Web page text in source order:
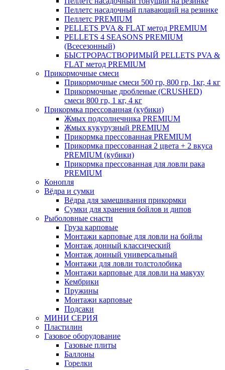
Пеллетс насадочный плавающий на резинке
Пеллетс PREMIUM
PELLETS PVA & FLAT метод PREMIUM
PELLETS 4 SEASONS PREMIUM
(Всесезонный)
БЫСТРОРАСТВОРИМЫЙ PELLETS PVA &
FLAT метод PREMIUM
Прикормочные смеси
Прикормочные смеси 500 гр, 800 гр, 1кг, 4 кг
Прикормочные дробленые (CRUSHED)
смеси 800 гр, 1 кг, 4 кг
Прикормка прессованная (кубики)
Жмых подсолнечника PREMIUM
Жмых кукурузный PREMIUM
Прикормка прессованная PREMIUM
Прикормка прессованная 2 цвета + 2 вкуса
PREMIUM (кубики)
Прикормка прессованная для ловли рака
PREMIUM
Конопля
Вёдра и сумки
Вёдра для замешивания прикормки
Сумки для хранения бойлов и дипов
Рыболовные снасти
Груза карповые
Монтажи карповые для ловли на бойлы
Монтаж донный классический
Монтаж донный универсальный
Монтажи для ловли толстолобика
Монтажи карповые для ловли на макуху
Кембрики
Пружины
Монтажи карповые
Подсаки
МИНИ СЕРИЯ
Пластилин
Газовое оборудование
Газовые плиты
Баллоны
Горелки